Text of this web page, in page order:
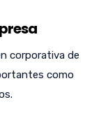
corporativa de
como